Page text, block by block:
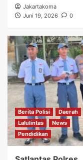
Jakartakoma
Juni 19, 2026
0
Berita Polisi
Daerah
Lalulintas
News
Pendidikan